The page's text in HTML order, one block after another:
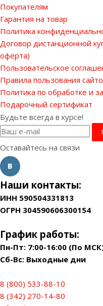
Покупателям
Гарантия на товар
Политика
Договор дистанционной
оферта)
Пользовательское
Правила пользования
Политика по обработке и
Подарочный сертификат
Будьте всегда в курсе!
Оставайтесь на связи
Наши контакты:
ИНН 590504331813
ОГРН 304590606300154
График работы:
Пн-Пт: 7:00-16:00 (По
Сб-Вс: Выходные дни
8 (800) 533-88-10
8 (342) 270-14-80